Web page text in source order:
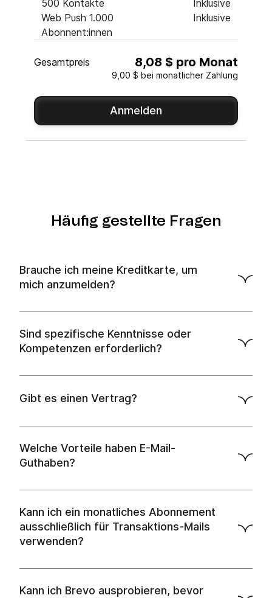
500 Kontakte
Inklusive
Web Push 1.000
Abonnent:innen
Inklusive
Gesamtpreis 8,08 $ pro Monat
9,00 $ bei monatlicher Zahlung
Anmelden
Häufig gestellte Fragen
Brauche ich meine Kreditkarte, um
mich anzumelden?
Sind spezifische Kenntnisse oder
Kompetenzen erforderlich?
Gibt es einen Vertrag?
Welche Vorteile haben E-Mail-
Guthaben?
Kann ich ein monatliches Abonnement
ausschließlich für Transaktions-Mails
verwenden?
Kann ich Brevo ausprobieren, bevor